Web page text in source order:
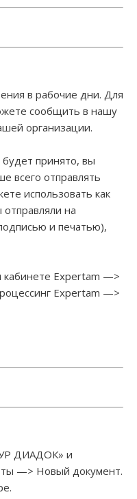
в рабочие дни. Для
сообщить в нашу
организации.
будет принято, вы
всего отправлять
использовать как
на
и печатью),
кабинете Expertam —>
Expertam —>
ДИАДОК» и
—> Новый документ.